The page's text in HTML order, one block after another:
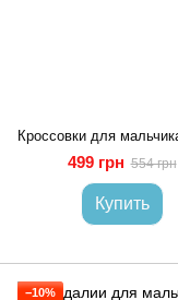
499 грн 554 грн
Купить
−10%